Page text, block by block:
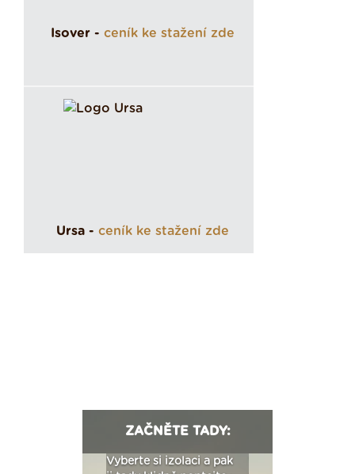
Isover - ceník ke stažení zde
Ursa - ceník ke stažení zde
ZAČNĚTE TADY:
Vyberte si izolaci a pak